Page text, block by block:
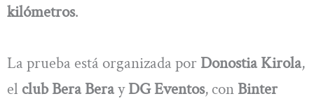
kilómetros.
La prueba está organizada por Donostia Kirola,
el club Bera BerayDG Eventos, con Binter